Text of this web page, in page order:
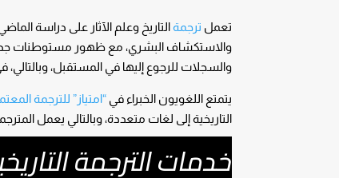
تعمل ترجمةالتاريخ وعلم الآثار على دراسة
والاستكشاف البشري، مع ظهور مستوطنات
والسجلات للرجوع إليها في المستقبل،
يتمتع اللغويون الخبراء في“امتياز” للترجمة
التاريخية إلى لغات متعددة، وبالتالي يعمل
خدمات الترجمة